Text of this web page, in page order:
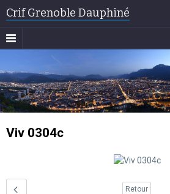
Crif Grenoble Dauphiné
Viv 0304c
Retour